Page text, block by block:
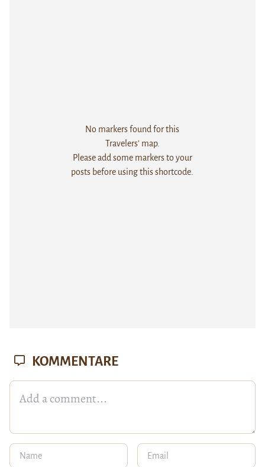
No markers found for this
Travelers' map.
Please add some markers to your
posts before using this shortcode.
KOMMENTARE